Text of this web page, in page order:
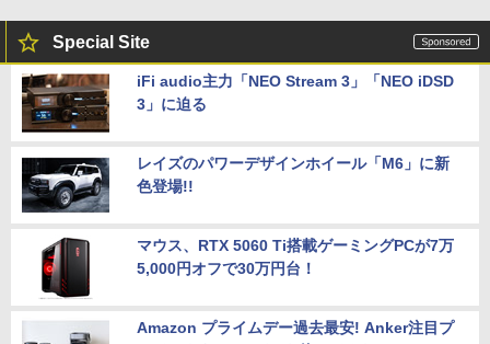
Special Site
iFi audio主力「NEO Stream 3」「NEO iDSD
3」に迫る
レイズのパワーデザインホイール「M6」に新
色登場!!
マウス、RTX 5060 Ti搭載ゲーミングPCが7万
5,000円オフで30万円台！
Amazon プライムデー過去最安! Anker注目プ